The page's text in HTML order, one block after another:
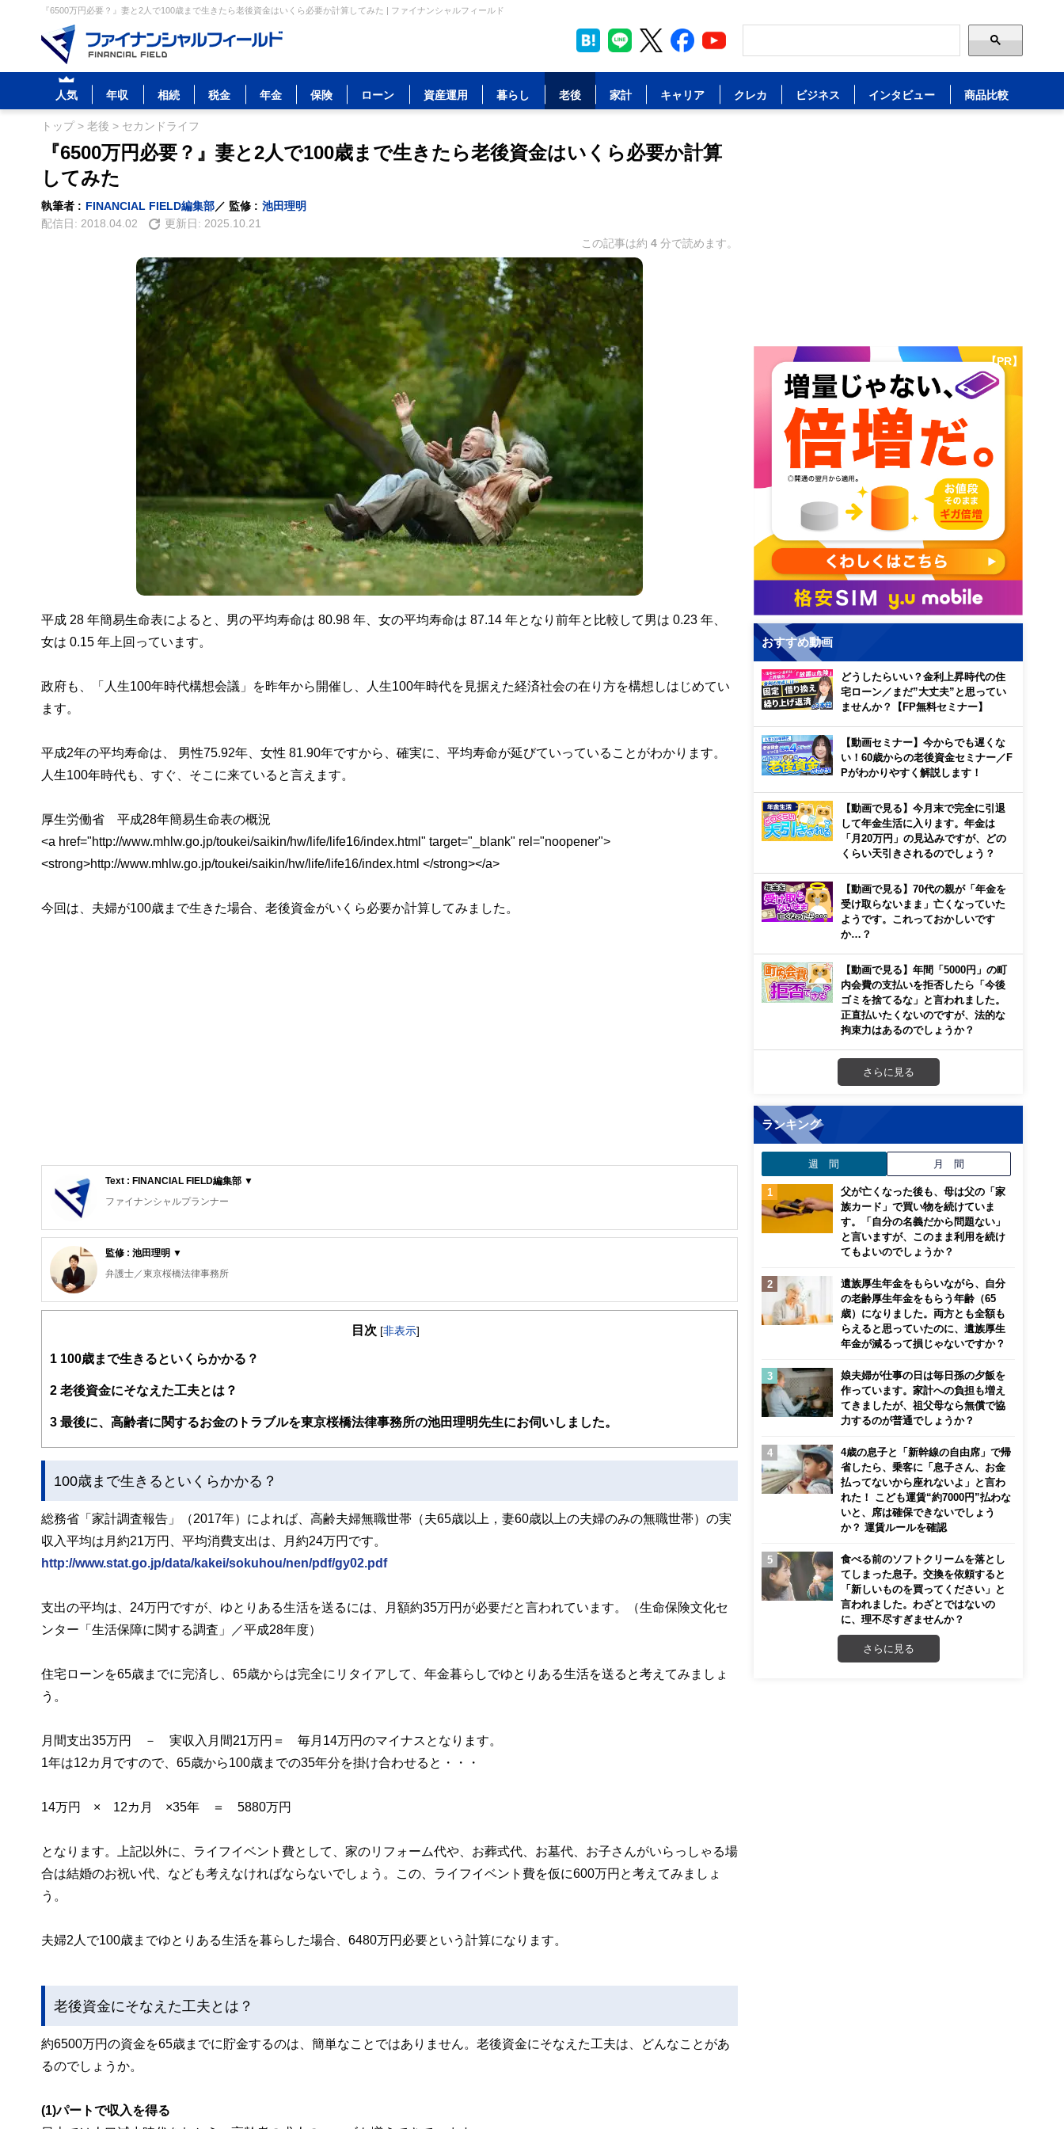
『6500万円必要？』妻と2人で100歳まで生きたら老後資金はいくら必要か計算してみた | ファイナンシャルフィールド
人気 年収 相続 税金 年金 保険 ローン 資産運用 暮らし 老後 家計 キャリア クレカ ビジネス インタビュー 商品比較
トップ> 老後 > セカンドライフ
『6500万円必要？』妻と2人で100歳まで生きたら老後資金はいくら必要か計算
してみた
執筆者 : FINANCIAL FIELD編集部 ／ 監修 : 池田理明
配信日: 2018.04.02 更新日: 2025.10.21
この記事は約 4 分で読めます。
平成 28 年簡易生命表によると、男の平均寿命は 80.98 年、女の平均寿命は 87.14 年となり前年と比較して男は 0.23 年、
女は 0.15 年上回っています。
政府も、「人生100年時代構想会議」を昨年から開催し、人生100年時代を見据えた経済社会の在り方を構想しはじめてい
ます。
平成2年の平均寿命は、 男性75.92年、女性 81.90年ですから、確実に、平均寿命が延びていっていることがわかります。
人生100年時代も、すぐ、そこに来ていると言えます。
厚生労働省 平成28年簡易生命表の概況
<a href="http://www.mhlw.go.jp/toukei/saikin/hw/life/life16/index.html" target="_blank" rel="noopener">
<strong>http://www.mhlw.go.jp/toukei/saikin/hw/life/life16/index.html </strong></a>
今回は、夫婦が100歳まで生きた場合、老後資金がいくら必要か計算してみました。
Text : FINANCIAL FIELD編集部 ▼
ファイナンシャルプランナー
FinancialField編集部は、金融、経済に関する記事を、日々の暮らしにどのような影響を与えるかという視点で、お金の知識がない方でも理解でき
編集部のメンバーは、ファイナンシャルプランナーの資格取得者を中心に「お金や暮らし」に関する書籍・雑誌の編集経験者で構成され、企画立
FinancialFieldの特徴は、ファイナンシャルプランナー、弁護士、税理士、宅地建物取引士、相続診断士、住宅ローンアドバイザー、DCプランナ
ー、公認会計士、社会保険労務士、行政書士、投資アナリスト、キャリアコンサルタントなど150名以上の有資格者を執筆者・監修者として迎
え、むずかしく感じられる年金や税金、相続、保険、ローンなどの話をわかりやすく発信している点です。
このように編集経験豊富なメンバーと金融や経済に精通した執筆者・監修者による執筆体制を築くことで、内容のわかりやすさはもちろんのこ
監修 : 池田理明 ▼
弁護士／東京桜橋法律事務所
第二東京弁護士会所属。
業法務を中心として、相続・不動産・債権回収・破産など幅広い法律事務に対応している。
座右の銘は「強くなければ生きられない。優しくなれなければ生きていく資格はない。」時には、クライアント自身の姿勢を問うようなアドバイ
目次 [非表示]
1 100歳まで生きるといくらかかる？
2 老後資金にそなえた工夫とは？
3 最後に、高齢者に関するお金のトラブルを東京桜橋法律事務所の池田理明先生にお伺いしました。
100歳まで生きるといくらかかる？
総務省「家計調査報告」（2017年）によれば、高齢夫婦無職世帯（夫65歳以上，妻60歳以上の夫婦のみの無職世帯）の実
収入平均は月約21万円、平均消費支出は、月約24万円です。
http://www.stat.go.jp/data/kakei/sokuhou/nen/pdf/gy02.pdf
支出の平均は、24万円ですが、ゆとりある生活を送るには、月額約35万円が必要だと言われています。（生命保険文化セ
ンター「生活保障に関する調査」／平成28年度）
住宅ローンを65歳までに完済し、65歳からは完全にリタイアして、年金暮らしでゆとりある生活を送ると考えてみましょ
う。
月間支出35万円 － 実収入月間21万円＝ 毎月14万円のマイナスとなります。
1年は12カ月ですので、65歳から100歳までの35年分を掛け合わせると・・・
14万円 × 12カ月 ×35年 ＝ 5880万円
となります。上記以外に、ライフイベント費として、家のリフォーム代や、お葬式代、お墓代、お子さんがいらっしゃる場
合は結婚のお祝い代、なども考えなければならないでしょう。この、ライフイベント費を仮に600万円と考えてみましょ
う。
夫婦2人で100歳までゆとりある生活を暮らした場合、6480万円必要という計算になります。
老後資金にそなえた工夫とは？
約6500万円の資金を65歳までに貯金するのは、簡単なことではありません。老後資金にそなえた工夫は、どんなことがあ
るのでしょうか。
(1)パートで収入を得る
【PR】
おすすめ動画
どうしたらいい？金利上昇時代の住
宅ローン／まだ”大丈夫”と思ってい
ませんか？【FP無料セミナー】
【動画セミナー】今からでも遅くな
い！60歳からの老後資金セミナー／F
Pがわかりやすく解説します！
【動画で見る】今月末で完全に引退
して年金生活に入ります。年金は
「月20万円」の見込みですが、どの
くらい天引きされるのでしょう？
【動画で見る】70代の親が「年金を
受け取らないまま」亡くなっていた
ようです。これっておかしいです
か…？
【動画で見る】年間「5000円」の町
内会費の支払いを拒否したら「今後
ゴミを捨てるな」と言われました。
正直払いたくないのですが、法的な
拘束力はあるのでしょうか？
さらに見る
ランキング
週 間 月 間
父が亡くなった後も、母は父の「家
族カード」で買い物を続けていま
す。「自分の名義だから問題ない」
と言いますが、このまま利用を続け
てもよいのでしょうか？
遺族厚生年金をもらいながら、自分
の老齢厚生年金をもらう年齢（65
歳）になりました。両方とも全額も
らえると思っていたのに、遺族厚生
年金が減るって損じゃないですか？
娘夫婦が仕事の日は毎日孫の夕飯を
作っています。家計への負担も増え
てきましたが、祖父母なら無償で協
力するのが普通でしょうか？
4歳の息子と「新幹線の自由席」で帰
省したら、乗客に「息子さん、お金
払ってないから座れないよ」と言わ
れた！ こども運賃“約7000円”払わな
いと、席は確保できないでしょう
か？ 運賃ルールを確認
食べる前のソフトクリームを落とし
てしまった息子。交換を依頼すると
「新しいものを買ってください」と
言われました。わざとではないの
に、理不尽すぎませんか？
さらに見る